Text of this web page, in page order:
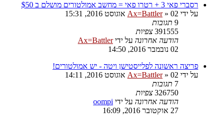
רסברי פאי 3 + רטרו פאי = מחשב אמולטורים מושלם ב $50
על ידי
Ax=Battler» 02 אוגוסט 2016, 15:31
9 תגובות
391555 צפיות
הודעה אחרונה על ידיAx=Battler
02 נובמבר 2016, 14:50
פריצה ראשונה לפלייסטישן ויטה - יש אמולטורים!
על ידי
Ax=Battler» 02 אוגוסט 2016, 14:11
7 תגובות
326750 צפיות
הודעה אחרונה על ידי oompi
27 אוקטובר 2016, 16:09